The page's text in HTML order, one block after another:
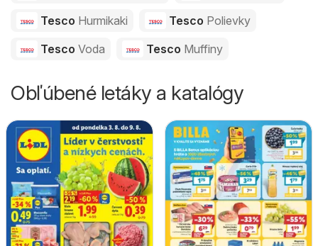
Tesco Hurmikaki Tesco Polievky
Tesco Voda Tesco Muffiny
Obľúbené letáky a katalógy